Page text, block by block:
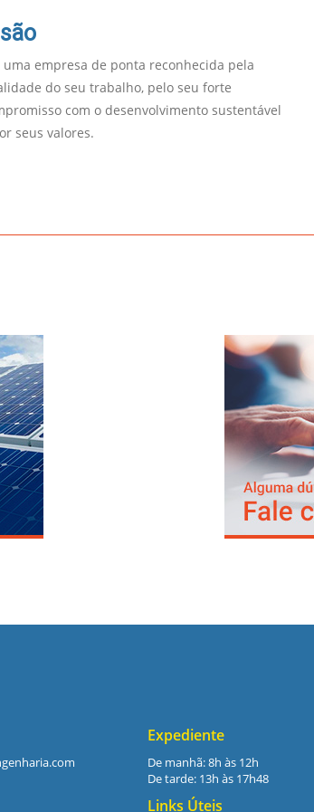
uma empresa de ponta reconhecida pela
do seu trabalho, pelo seu forte
com o desenvolvimento sustentável
seus valores.
Expediente
De manhã: 8h às 12h
De tarde: 13h às 17h48
Links Úteis